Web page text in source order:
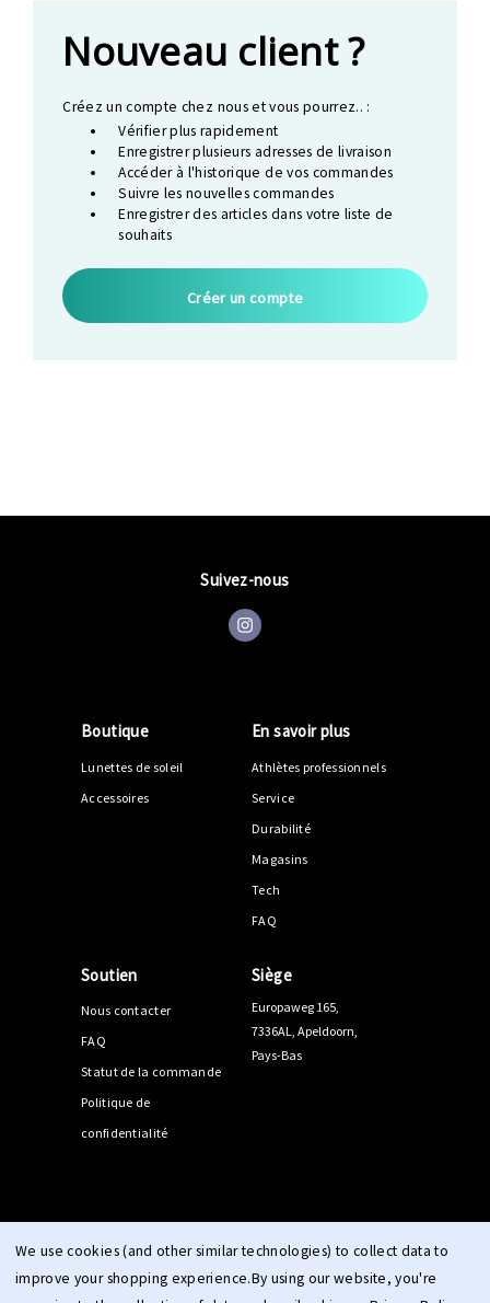
Nouveau client ?
Créez un compte chez nous et vous pourrez.. :
Vérifier plus rapidement
Enregistrer plusieurs adresses de livraison
Accéder à l'historique de vos commandes
Suivre les nouvelles commandes
Enregistrer des articles dans votre liste de
souhaits
Créer un compte
Suivez-nous
Boutique
Lunettes de soleil
Accessoires
En savoir plus
Athlètes professionnels
Service
Durabilité
Magasins
Tech
FAQ
Soutien
Nous contacter
FAQ
Statut de la commande
Politique de
confidentialité
Siège
Europaweg 165,
7336AL, Apeldoorn,
Pays-Bas
We use cookies (and other similar technologies) to collect data to
improve your shopping experience.By using our website, you're